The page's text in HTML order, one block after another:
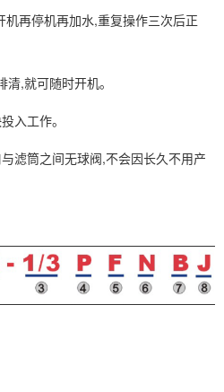
再停机再加水,重复操作三次后正
,就可随时开机。
入工作。
筒之间无球阀,不会因长久不用产